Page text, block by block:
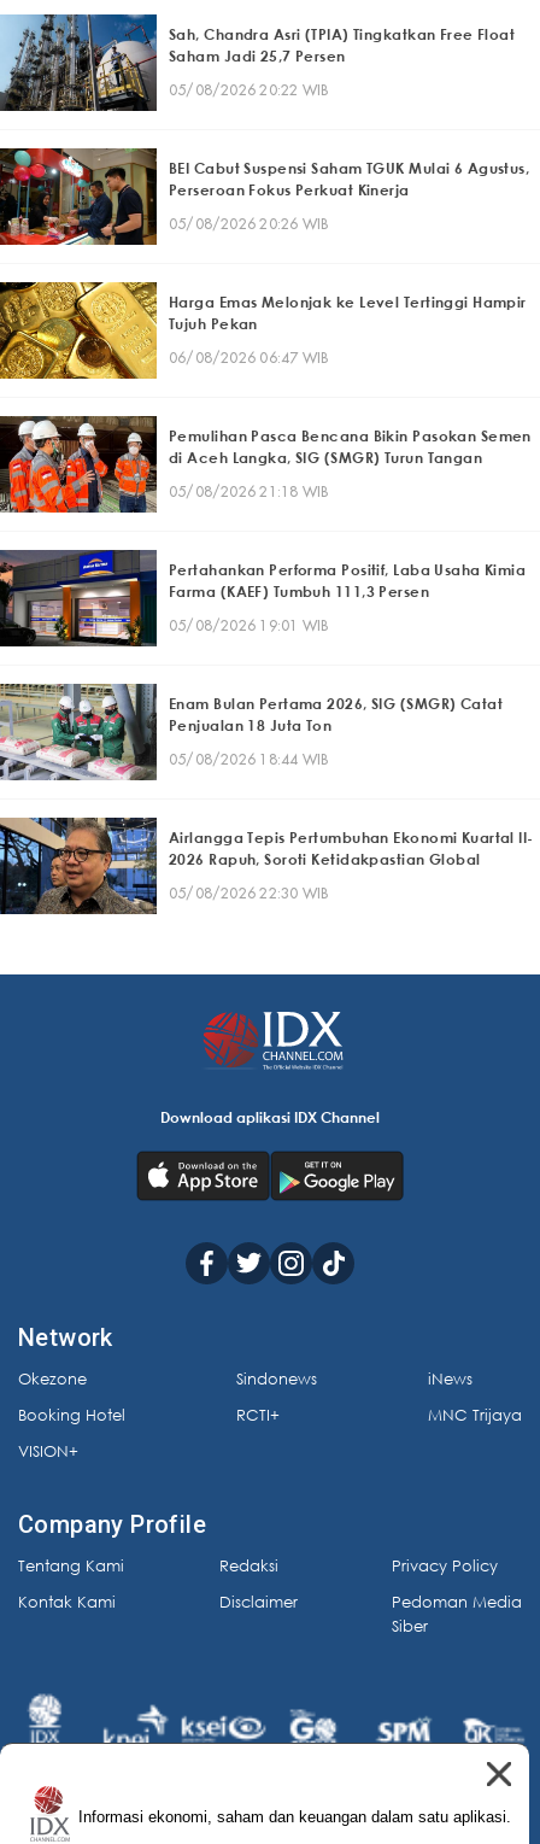
Sah, Chandra Asri (TPIA) Tingkatkan Free Float
Saham Jadi 25,7 Persen
05/08/2026 20:22 WIB
BEI Cabut Suspensi Saham TGUK Mulai 6 Agustus,
Perseroan Fokus Perkuat Kinerja
05/08/2026 20:26 WIB
Harga Emas Melonjak ke Level Tertinggi Hampir
Tujuh Pekan
06/08/2026 06:47 WIB
Pemulihan Pasca Bencana Bikin Pasokan Semen
di Aceh Langka, SIG (SMGR) Turun Tangan
05/08/2026 21:18 WIB
Pertahankan Performa Positif, Laba Usaha Kimia
Farma (KAEF) Tumbuh 111,3 Persen
05/08/2026 19:01 WIB
Enam Bulan Pertama 2026, SIG (SMGR) Catat
Penjualan 18 Juta Ton
05/08/2026 18:44 WIB
Airlangga Tepis Pertumbuhan Ekonomi Kuartal II-
2026 Rapuh, Soroti Ketidakpastian Global
05/08/2026 22:30 WIB
Download aplikasi IDX Channel
Network
Okezone
Booking Hotel
VISION+
Sindonews
RCTI+
iNews
MNC Trijaya
Company Profile
Tentang Kami
Kontak Kami
Redaksi
Disclaimer
Privacy Policy
Pedoman Media
Siber
© 2026 IDX Channel. All Rights Reserved.
Informasi ekonomi, saham dan keuangan dalam satu aplikasi.